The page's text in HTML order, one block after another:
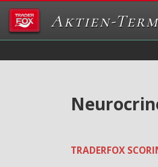
Aktien-
TRADERFOX